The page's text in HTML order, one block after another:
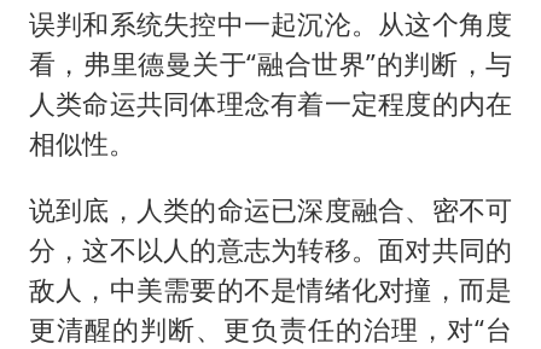
误判和系统失控中一起沉沦。从这个角度
看，弗里德曼关于“融合世界”的判断，与
人类命运共同体理念有着一定程度的内在
相似性。
说到底，人类的命运已深度融合、密不可
分，这不以人的意志为转移。面对共同的
敌人，中美需要的不是情绪化对撞，而是
更清醒的判断、更负责任的治理，对“台